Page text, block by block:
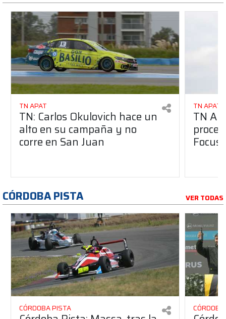
TN APAT
TN: Carlos Okulovich hace un
alto en su campaña y no
corre en San Juan
TN APAT
TN
Focus
CÓRDOBA PISTA VER TODAS
CÓRDOBA PISTA